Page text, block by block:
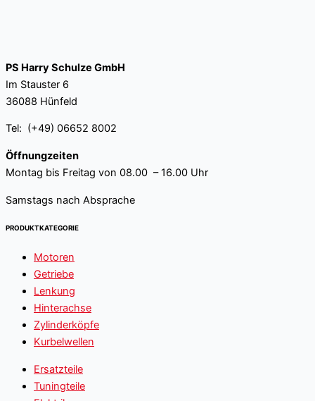
PS Harry Schulze GmbH
Im Stauster 6
36088 Hünfeld
Tel: (+49) 06652 8002
Öffnungzeiten
Montag bis Freitag von 08.00 – 16.00 Uhr
Samstags nach Absprache
PRODUKTKATEGORIE
Motoren
Getriebe
Lenkung
Hinterachse
Zylinderköpfe
Kurbelwellen
Ersatzteile
Tuningteile